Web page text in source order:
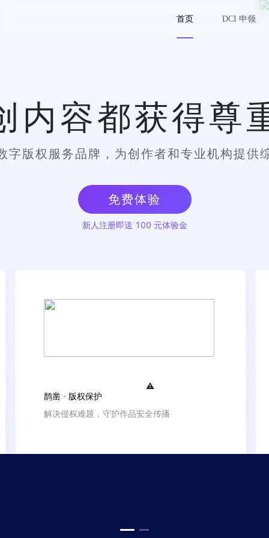
⚠️
首页 DCI 申领
内容都获得尊
字版权服务品牌，为创作者和专业机构提供
免费体验
新人注册即送 100 元体验金
鹊凿 · 版权保护
解决侵权难题，守护作品安全传播